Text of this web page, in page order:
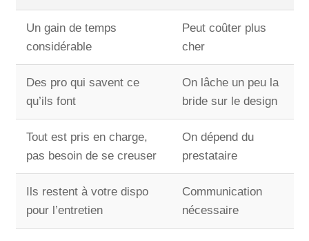
Un gain de temps
considérable
Peut coûter plus
cher
Des pro qui savent ce
qu’ils font
On lâche un peu la
bride sur le design
Tout est pris en charge,
pas besoin de se creuser
On dépend du
prestataire
Ils restent à votre dispo
pour l’entretien
Communication
nécessaire